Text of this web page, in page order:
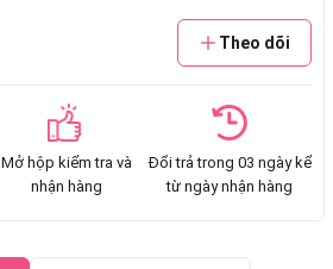
Theo dõi
Mở hộp kiểm tra và
nhận hàng
Đổi trả trong 03 ngày kể
từ ngày nhận hàng